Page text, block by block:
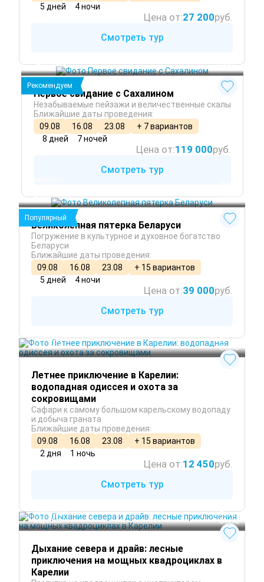
5 дней 4 ночи
Цена от:27 200руб.
Смотреть тур
Невельск
Рекомендуем
Осень
Первое свидание с Сахалином
Незабываемые пейзажи и величественные скалы
Ближайшие даты проведения:
09.08
16.08 23.08
+ 7 вариантов
8 дней
7 ночей
Цена от:119 000руб.
Смотреть тур
Брест
Популярный
Весна
Великолепная пятерка Беларуси
Погружение в культурное и духовное богатство
Беларуси
Ближайшие даты проведения:
09.08
16.08 23.08
+ 15 вариантов
5 дней
4 ночи
Цена от:39 000руб.
Смотреть тур
Приозерск
Карелия
Лето
Осень
Летнее приключение в Карелии:
водопадная одиссея и охота за
сокровищами
Сафари к самому большом карельскому водопаду
и добыча граната
Ближайшие даты проведения:
09.08
16.08 23.08
+ 15 вариантов
2 дня
1 ночь
Цена от:12 450руб.
Смотреть тур
Приозерск
Карелия
Лето
Осень
Дыхание севера и драйв: лесные
приключения на мощных квадроциклах в
Карелии